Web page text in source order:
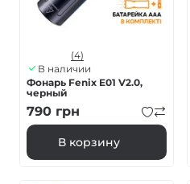
(4)
В наличии
Фонарь Fenix E01 V2.0,
черный
790 грн
В корзину